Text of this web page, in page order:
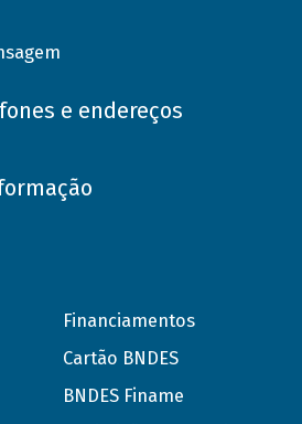
e endereços
Financiamentos
Cartão BNDES
BNDES Finame